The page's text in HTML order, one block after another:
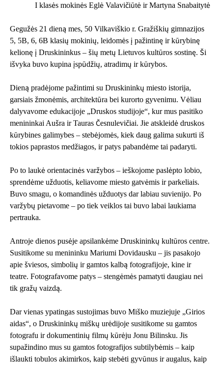
I klasės mokinės Eglė Valavičiūtė ir Martyna Snabaitytė
Gegužės 21 dieną mes, 50 Vilkaviškio r. Gražiškių gimnazijos
5, 5B, 6, 6B klasių mokinių, leidomės į pažintinę ir kūrybinę
kelionę į Druskininkus – šių metų Lietuvos kultūros sostinę. Ši
išvyka buvo kupina įspūdžių, atradimų ir kūrybos.
Dieną pradėjome pažintimi su Druskininkų miesto istorija,
garsiais žmonėmis, architektūra bei kurorto gyvenimu. Vėliau
dalyvavome edukacijoje „Druskos studijoje“, kur mus pasitiko
menininkai Aušra ir Tauras Česnulevičiai. Jie atskleidė druskos
kūrybines galimybes – stebėjomės, kiek daug galima sukurti iš
tokios paprastos medžiagos, ir patys pabandėme tai padaryti.
Po to laukė orientacinės varžybos – ieškojome paslėpto lobio,
sprendėme užduotis, keliavome miesto gatvėmis ir parkeliais.
Buvo smagu, o komandinės užduotys dar labiau suvienijo. Po
varžybų pietavome – po tiek veiklos tai buvo labai laukiama
pertrauka.
Antroje dienos pusėje apsilankėme Druskininkų kultūros centre.
Susitikome su menininku Mariumi Dovidausku – jis pasakojo
apie šviesos, simbolių ir gamtos kalbą fotografijoje, kine ir
teatre. Fotografavome patys – stengėmės pamatyti daugiau nei
tik gražų vaizdą.
Dar vienas ypatingas sustojimas buvo Miško muziejuje „Girios
aidas“, o Druskininkų miškų urėdijoje susitikome su gamtos
fotografu ir dokumentinių filmų kūrėju Jonu Bilinsku. Jis
supažindino mus su gamtos fotografijos subtilybėmis – kaip
išlaukti tobulos akimirkos, kaip stebėti gyvūnus ir augalus, kaip